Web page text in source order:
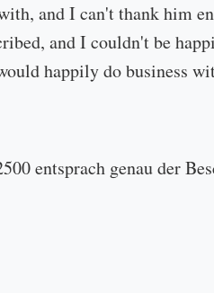
and I can't thank him
and I couldn't be
happily do business
entsprach genau der